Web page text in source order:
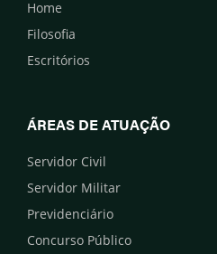
Home
Filosofia
Escritórios
ÁREAS DE ATUAÇÃO
Servidor Civil
Servidor Militar
Previdenciário
Concurso Público